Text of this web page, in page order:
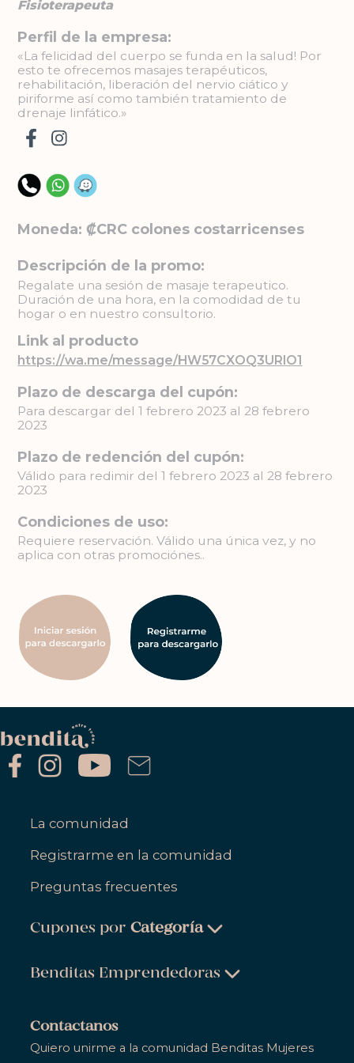
Fisioterapeuta
Perfil de la empresa:
«La felicidad del cuerpo se funda en la salud! Por
esto te ofrecemos masajes terapéuticos,
rehabilitación, liberación del nervio ciático y
piriforme así como también tratamiento de
drenaje linfático.»
Moneda: ₡CRC colones costarricenses
Descripción de la promo:
Regalate una sesión de masaje terapeutico.
Duración de una hora, en la comodidad de tu
hogar o en nuestro consultorio.
Link al producto
https://wa.me/message/HW57CXOQ3URIO1
Plazo de descarga del cupón:
Para descargar del 1 febrero 2023 al 28 febrero
2023
Plazo de redención del cupón:
Válido para redimir del 1 febrero 2023 al 28 febrero
2023
Condiciones de uso:
Requiere reservación. Válido una única vez, y no
aplica con otras promociónes..
La comunidad
Registrarme en la comunidad
Preguntas frecuentes
Cupones porCategoría
Salud & Bienestar
Hogar
Benditas Emprendedoras
Contactanos
Quiero unirme a la comunidad Benditas Mujeres